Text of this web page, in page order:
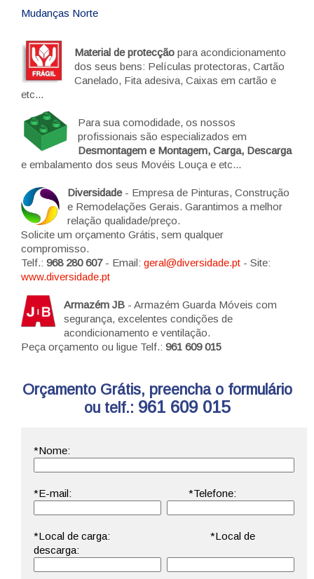
Mudanças Norte
Material de protecção para acondicionamento
dos seus bens: Películas protectoras, Cartão
Canelado, Fita adesiva, Caixas em cartão e
etc...
Para sua comodidade, os nossos
profissionais são especializados em
Desmontagem e Montagem, Carga, Descarga
e embalamento dos seus Movéis Louça e etc...
Diversidade- Empresa de Pinturas, Construção
e Remodelações Gerais. Garantimos a melhor
relação qualidade/preço.
Solicite um orçamento Grátis, sem qualquer
compromisso.
Telf.: 968 280 607- Email: geral@diversidade.pt - Site:
www.diversidade.pt
Armazém JB - Armazém Guarda Móveis com
segurança, excelentes condições de
acondicionamento e ventilação.
Peça orçamento ou ligue Telf.: 961 609 015
Orçamento Grátis, preencha o formulário
ou telf.: 961 609 015